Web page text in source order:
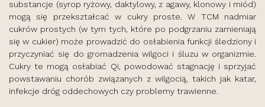
substancje (syrop ryżowy, daktylowy, z agawy, klonowy i miód)
mogą się przekształcać w cukry proste. W TCM nadmiar
cukrów prostych (w tym tych, które po podgrzaniu zamieniają
się w cukier) może prowadzić do osłabienia funkcji śledziony i
przyczyniać się do gromadzenia wilgoci i śluzu w organizmie.
Cukry te mogą osłabiać Qi, powodować stagnację i sprzyjać
powstawaniu chorób związanych z wilgocią, takich jak katar,
infekcje dróg oddechowych czy problemy trawienne.